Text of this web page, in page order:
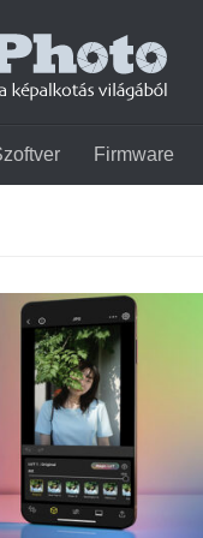
Firmware